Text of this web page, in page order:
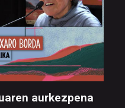
aurkezpena